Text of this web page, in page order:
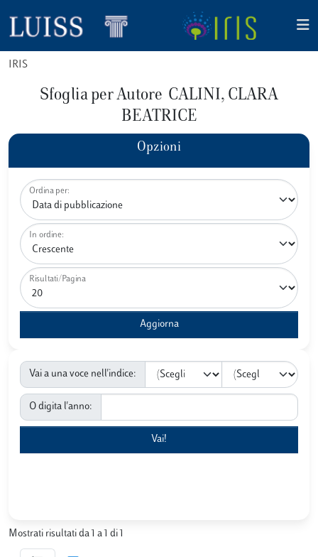
IRIS
Sfoglia per Autore CALINI, CLARA
BEATRICE
Opzioni
Ordina per:
In ordine:
Risultati/Pagina
Vai a una voce nell'indice:
O digita l'anno:
Mostrati risultati da 1 a 1 di 1